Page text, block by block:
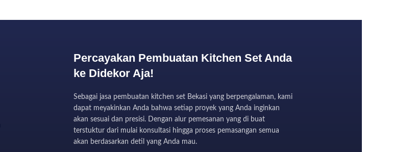
Percayakan Pembuatan Kitchen Set Anda
ke Didekor Aja!
Sebagai jasa pembuatan kitchen set Bekasi yang berpengalaman, kami
dapat meyakinkan Anda bahwa setiap proyek yang Anda inginkan
akan sesuai dan presisi. Dengan alur pemesanan yang di buat
terstuktur dari mulai konsultasi hingga proses pemasangan semua
akan berdasarkan detil yang Anda mau.